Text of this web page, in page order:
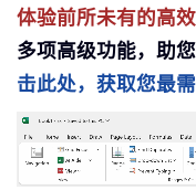
体验前所未有的高效
多项高级功能，助
击此处，获取您最